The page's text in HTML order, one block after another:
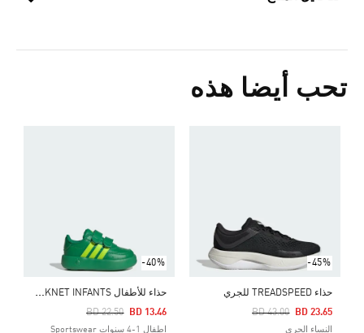
تحب أيضا هذه
-45%
حذاء TREADSPEED للجري
Price Reduced From
BD 43.00
To BD 23.65
النساء الجري
-40%
ح
ذاء للأطفال ADIDAS DISNEY MONSTERS INC BREAKNET INFANTS
Price Reduced From
BD 22.50
To BD 13.46
اطفال 1-4 سنوات Sportswear